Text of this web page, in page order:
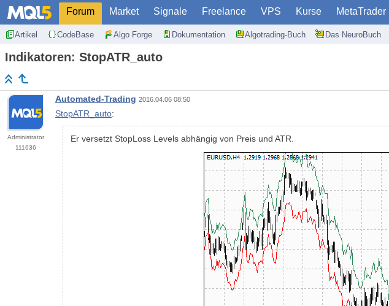
Forum Market Signale Freelance VPS Kurse MetaTrader
Artikel CodeBase Algo Forge Dokumentation Algotrading-Buch Das NeuroBuch
Indikatoren: StopATR_auto
Administrator
111636
Automated-Trading 2016.04.06 08:50
StopATR_auto:
Er versetzt StopLoss Levels abhängig von Preis und ATR.